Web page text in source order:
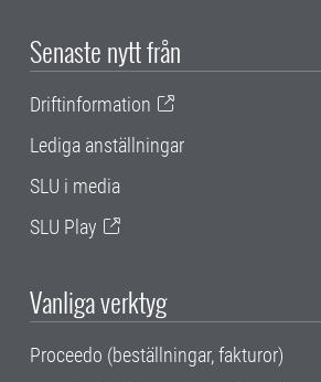
Senaste nytt från
Driftinformation
Lediga anställningar
SLU i media
SLU Play
Vanliga verktyg
Proceedo (beställningar, fakturor)